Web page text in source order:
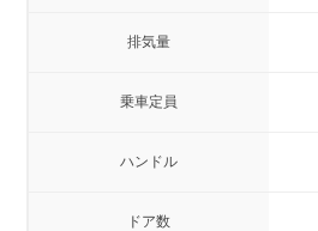
排気量
乗車定員
ハンドル
ドア数